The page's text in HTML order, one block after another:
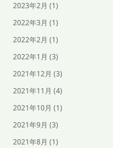
2023年2月 (1)
2022年3月 (1)
2022年2月 (1)
2022年1月 (3)
2021年12月 (3)
2021年11月 (4)
2021年10月 (1)
2021年9月 (3)
2021年8月 (1)